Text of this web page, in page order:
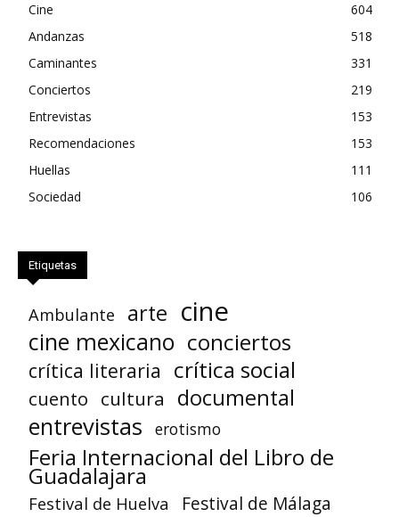
Cine
604
Andanzas
518
Caminantes
331
Conciertos
219
Entrevistas
153
Recomendaciones
153
Huellas
111
Sociedad
106
Etiquetas
Ambulante arte cine
cine mexicano conciertos
crítica literaria crítica social
cuento cultura documental
entrevistas erotismo
Feria Internacional del Libro de
Guadalajara
Festival de Huelva Festival de Málaga